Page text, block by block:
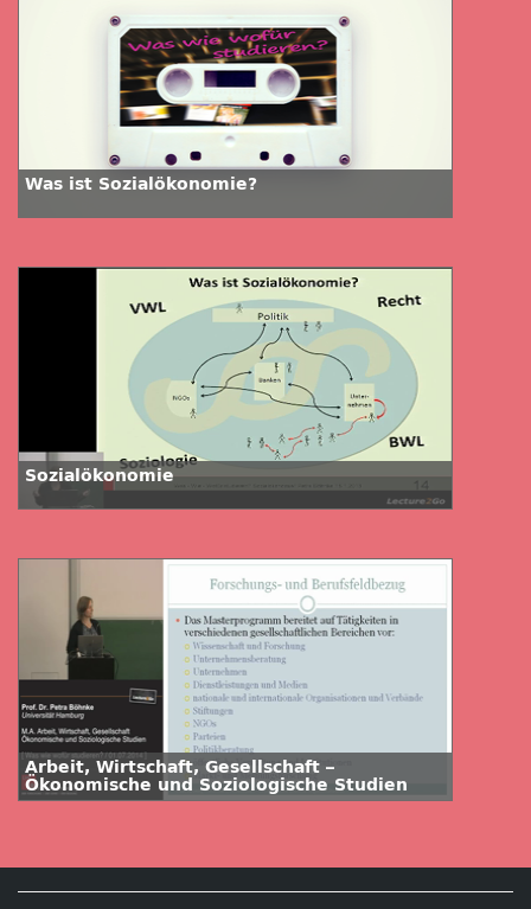
Was ist Sozialökonomie?
Sozialökonomie
Arbeit, Wirtschaft, Gesellschaft –
Ökonomische und Soziologische Studien